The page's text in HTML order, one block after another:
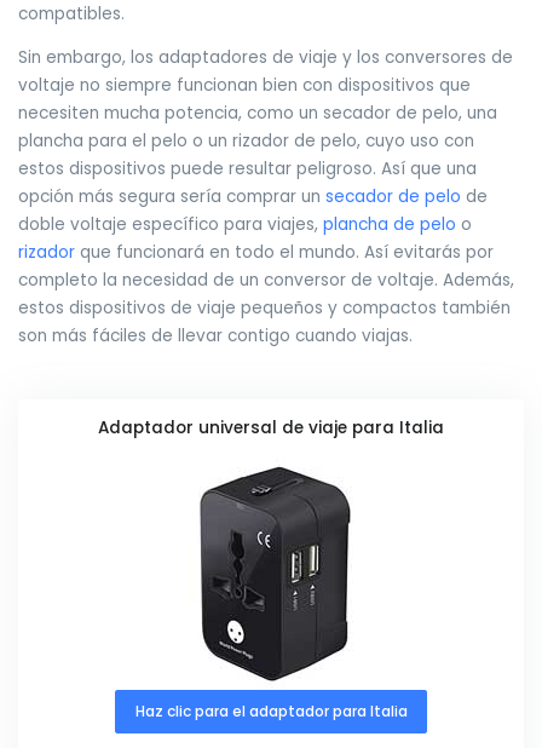
compatibles.
Sin embargo, los adaptadores de viaje y los conversores de
voltaje no siempre funcionan bien con dispositivos que
necesiten mucha potencia, como un secador de pelo, una
plancha para el pelo o un rizador de pelo, cuyo uso con
estos dispositivos puede resultar peligroso. Así que una
opción más segura sería comprar un secador de pelo de
doble voltaje específico para viajes, plancha de pelo o
rizador que funcionará en todo el mundo. Así evitarás por
completo la necesidad de un conversor de voltaje. Además,
estos dispositivos de viaje pequeños y compactos también
son más fáciles de llevar contigo cuando viajas.
Adaptador universal de viaje para Italia
Haz clic para el adaptador para Italia